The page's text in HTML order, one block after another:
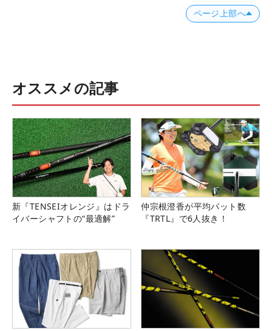
ページ上部へ
オススメの記事
新『TENSEIオレンジ』はドラ
イバーシャフトの“最適解”
仲宗根澄香が平均パット数
『TRTL』で6人抜き！